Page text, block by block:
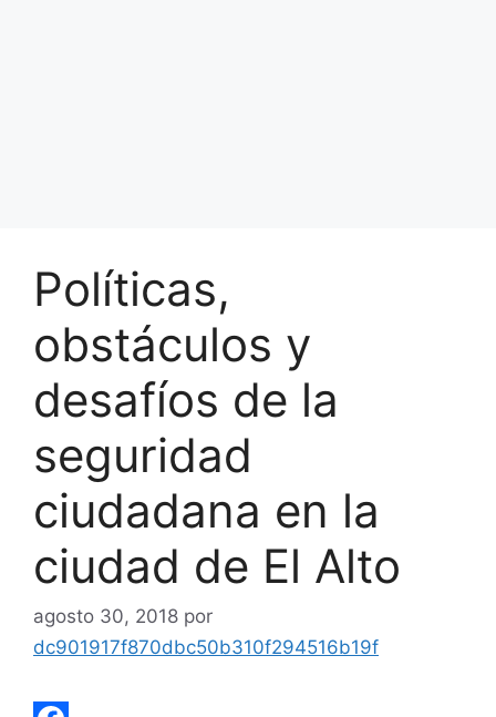
Políticas,
obstáculos y
desafíos de la
seguridad
ciudadana en la
ciudad de El Alto
agosto 30, 2018 por
dc901917f870dbc50b310f294516b19f